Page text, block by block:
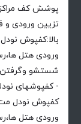
پوشش کف
تزیین ورودی و
بالا:کفپوش
ورودی هتل
شستشو وگرفتن
- کفپوشهای
کفپوش نودل مت
ورودی هتل